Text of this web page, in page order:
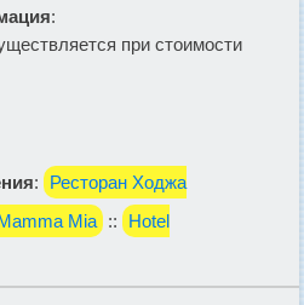
:
при стоимости
:
Ресторан Ходжа
Mia ::
Hotel